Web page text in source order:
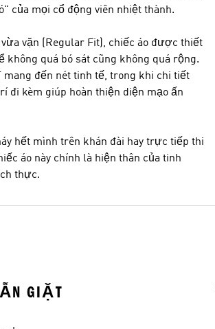
của mọi cổ động viên nhiệt thành.
vặn (Regular Fit), chiếc áo được thiết
không quá bó sát cũng không quá rộng.
mang đến nét tinh tế, trong khi chi tiết
đi kèm giúp hoàn thiện diện mạo ấn
hết mình trên khán đài hay trực tiếp thi
áo này chính là hiện thân của tinh
thực.
GIẶT